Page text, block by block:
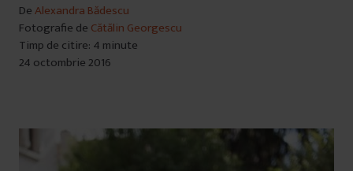
DeAlexandra Bădescu
Fotografie de Cătălin Georgescu
Timp de citire: 4 minute
24 octombrie 2016